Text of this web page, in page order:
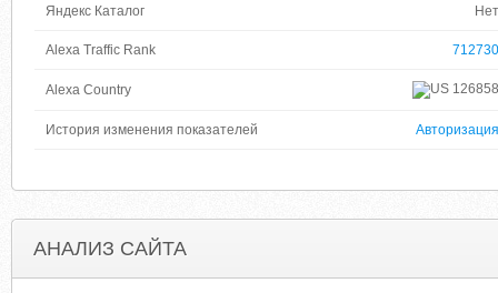
Яндекс Каталог Нет
Alexa Traffic Rank 712730
Alexa Country 126858
История изменения показателей Авторизация
АНАЛИЗ САЙТА